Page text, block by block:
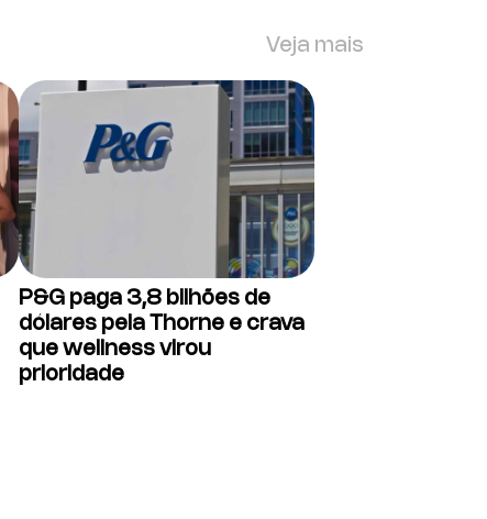
Veja mais
P&G paga 3,8 bilhões de
dólares pela Thorne e crava
que wellness virou
prioridade